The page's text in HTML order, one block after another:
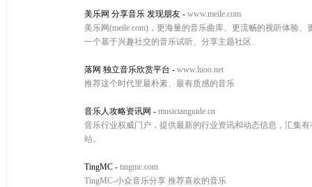
美乐网 分享音乐 发现朋友 - www.meile.com
美乐网(meile.com)，更海量的音乐曲库、更流畅的视听体验
一个基于兴趣社交的音乐试听、分享主题社区.
落网 独立音乐欣赏平台 - www.luoo.net
推荐这个时代里最朴素、最有质感的音乐
音乐人攻略资讯网 - musicianguide.cn
音乐行业权威门户，提供最新的行业资讯和动态信息，汇集
站。
TingMC - tingmc.com
TingMC-小众音乐分享 推荐喜欢的音乐